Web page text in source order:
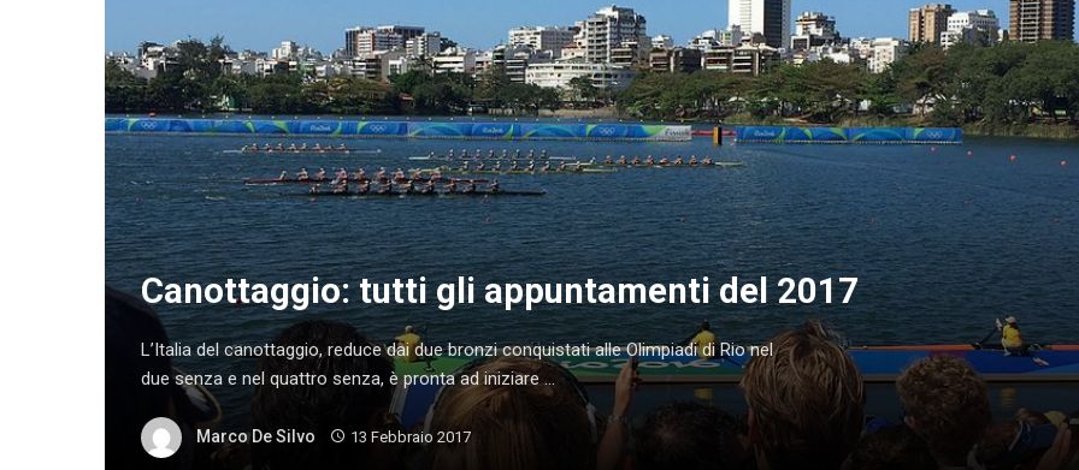
Canottaggio: tutti gli appuntamenti del 2017
L’Italia del canottaggio, reduce dai due bronzi conquistati alle Olimpiadi di Rio nel
due senza e nel quattro senza, è pronta ad iniziare ...
Marco De Silvo 13 Febbraio 2017